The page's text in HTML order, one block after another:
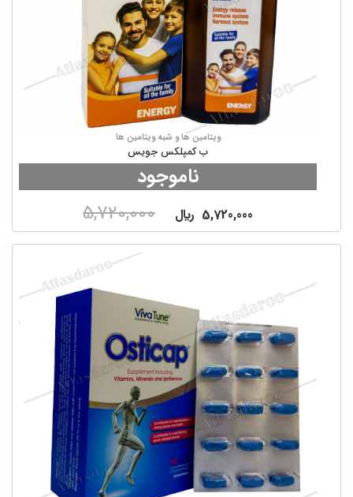
ویتامین ها و شبه ویتامین ها
ب کمپلکس جویس
ناموجود
5,720,000 ريال 5,720,000